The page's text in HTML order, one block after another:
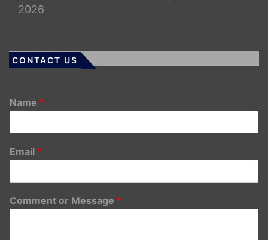
2026
CONTACT US
Name *
Email *
Comment or Message *